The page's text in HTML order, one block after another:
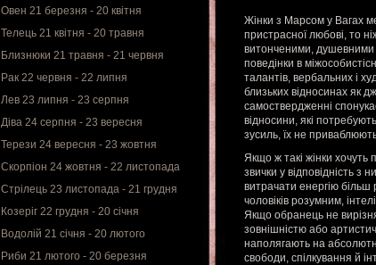
Овен 21 березня - 20 квітня
Телець 21 квітня - 20 травня
Близнюки 21 травня - 21 червня
Рак 22 червня - 22 липня
Лев 23 липня - 23 серпня
Діва 24 серпня - 23 вересня
Терези 24 вересня - 23 жовтня
Скорпіон 24 жовтня - 22 листопада
Стрілець 23 листопада - 21 грудня
Козеріг 22 грудня - 20 січня
Водолій 21 січня - 20 лютого
Риби 21 лютого - 20 березня
Жінки з Марсом у Вагах
пристрасної любові, то
витонченими, душевними
поведінки в
талантів, вербальних і
близьких відносинах як
самоствердженні спонукає
відносини, які
зусиль, їх не
Якщо ж такі жінки хочуть
звички у відповідність з
витрачати енергію більш
чоловіків розумним,
Якщо обранець не
зовнішністю або
наполягають на
свободи, спілкування й